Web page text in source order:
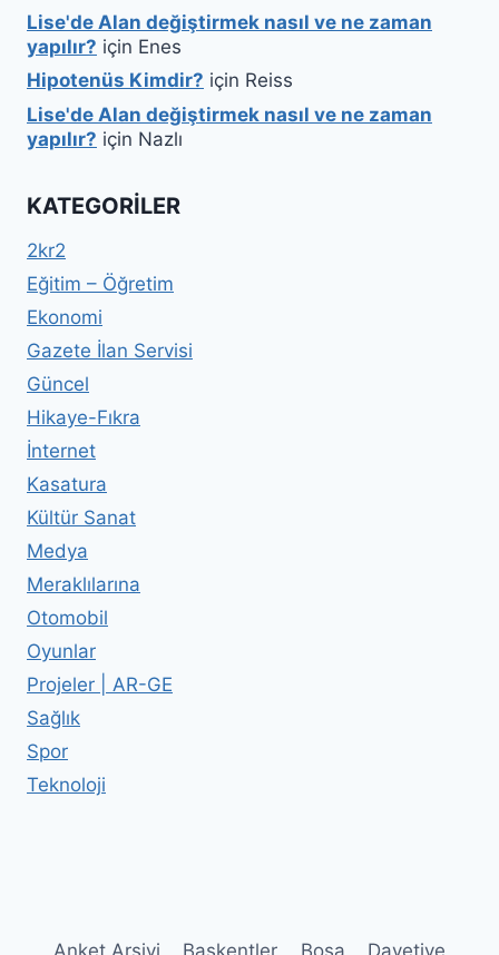
Lise'de Alan değiştirmek nasıl ve ne zaman
yapılır? için Enes
Hipotenüs Kimdir? için Reiss
Lise'de Alan değiştirmek nasıl ve ne zaman
yapılır? için Nazlı
KATEGORILER
2kr2
Eğitim – Öğretim
Ekonomi
Gazete İlan Servisi
Güncel
Hikaye-Fıkra
İnternet
Kasatura
Kültür Sanat
Medya
Meraklılarına
Otomobil
Oyunlar
Projeler | AR-GE
Sağlık
Spor
Teknoloji
Anket Arşivi Başkentler Bosa Davetiye